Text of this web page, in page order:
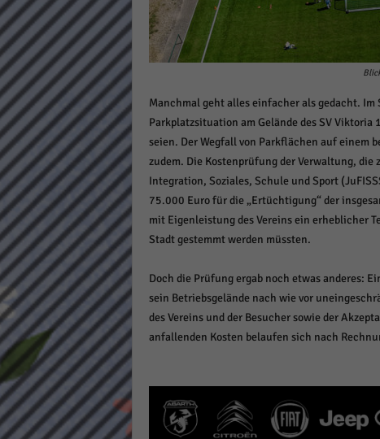
Manchmal geht alles einfacher als gedacht.
Parkplatzsituation am Gelände des SV
seien. Der Wegfall von Parkflächen auf einem
zudem. Die Kostenprüfung der Verwaltung, die
Integration, Soziales, Schule und Sport
75.000 Euro für die „Ertüchtigung“ der
mit Eigenleistung des Vereins ein erheblicher
Stadt gestemmt werden müssten.
Doch die Prüfung ergab noch etwas anderes:
sein Betriebsgelände nach wie vor
des Vereins und der Besucher sowie der
anfallenden Kosten belaufen sich nach
wie
keiner
powered